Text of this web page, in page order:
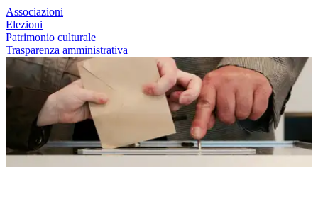
Associazioni
Elezioni
Patrimonio culturale
Trasparenza amministrativa